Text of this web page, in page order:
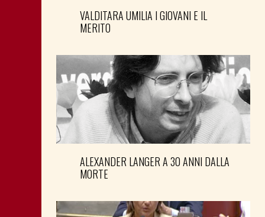
VALDITARA UMILIA I GIOVANI E IL
MERITO
ALEXANDER LANGER A 30 ANNI DALLA
MORTE